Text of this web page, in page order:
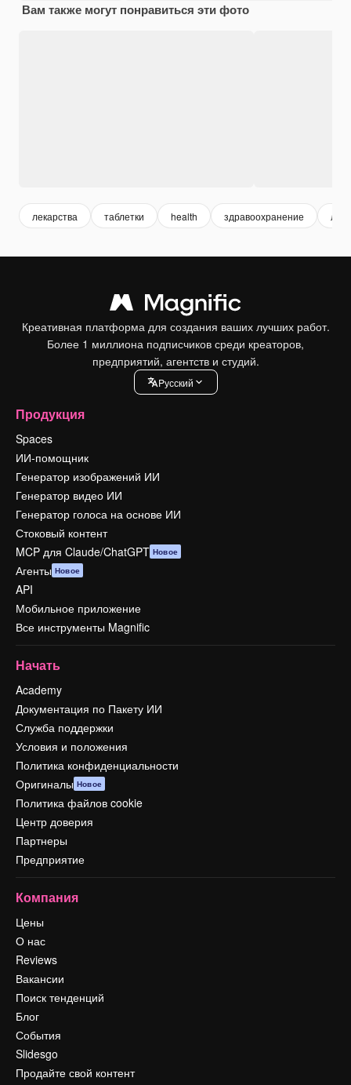
Вам также могут понравиться эти фото
лекарства таблетки health здравоохранение
Креативная платформа для создания ваших лучших работ.
Более 1 миллиона подписчиков среди креаторов,
предприятий, агентств и студий.
Pусский
Продукция
Spaces
ИИ-помощник
Генератор изображений ИИ
Генератор видео ИИ
Генератор голоса на основе ИИ
Стоковый контент
MCP для Claude/ChatGPT Новое
Агенты Новое
API
Мобильное приложение
Все инструменты Magnific
Начать
Academy
Документация по Пакету ИИ
Служба поддержки
Условия и положения
Политика конфиденциальности
Оригиналы Новое
Политика файлов cookie
Центр доверия
Партнеры
Предприятие
Компания
Цены
О нас
Reviews
Вакансии
Поиск тенденций
Блог
События
Slidesgo
Продайте свой контент